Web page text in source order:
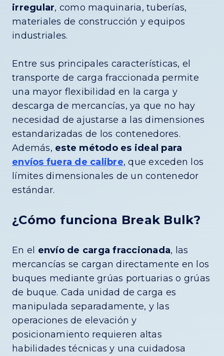
irregular, como maquinaria, tuberías,
materiales de construcción y equipos
industriales.
Entre sus principales características, el
transporte de carga fraccionada permite
una mayor flexibilidad en la carga y
descarga de mercancías, ya que no hay
necesidad de ajustarse a las dimensiones
estandarizadas de los contenedores.
Además, este método es ideal para
envíos fuera de calibre, que exceden los
límites dimensionales de un contenedor
estándar.
¿Cómo funciona Break Bulk?
En el envío de carga fraccionada, las
mercancías se cargan directamente en los
buques mediante grúas portuarias o grúas
de buque. Cada unidad de carga es
manipulada separadamente, y las
operaciones de elevación y
posicionamiento requieren altas
habilidades técnicas y una cuidadosa